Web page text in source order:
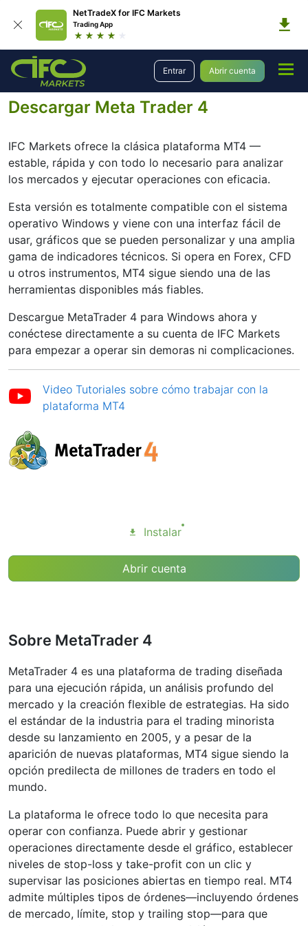
NetTradeX for IFC Markets
Trading App
Entrar Abrir cuenta
Plataformas Plataformas de Trading
MetaTrader 4
Meta Trader 4 para PC
Descargar Meta Trader 4
IFC Markets ofrece la clásica plataforma MT4 —
estable, rápida y con todo lo necesario para analizar
los mercados y ejecutar operaciones con eficacia.
Esta versión es totalmente compatible con el sistema
operativo Windows y viene con una interfaz fácil de
usar, gráficos que se pueden personalizar y una amplia
gama de indicadores técnicos. Si opera en Forex, CFD
u otros instrumentos, MT4 sigue siendo una de las
herramientas disponibles más fiables.
Descargue MetaTrader 4 para Windows ahora y
conéctese directamente a su cuenta de IFC Markets
para empezar a operar sin demoras ni complicaciones.
Video Tutoriales sobre cómo trabajar con la
plataforma MT4
Instalar
Abrir cuenta
Sobre MetaTrader 4
MetaTrader 4 es una plataforma de trading diseñada
para una ejecución rápida, un análisis profundo del
mercado y la creación flexible de estrategias. Ha sido
el estándar de la industria para el trading minorista
desde su lanzamiento en 2005, y a pesar de la
aparición de nuevas plataformas, MT4 sigue siendo la
opción predilecta de millones de traders en todo el
mundo.
La plataforma le ofrece todo lo que necesita para
operar con confianza. Puede abrir y gestionar
operaciones directamente desde el gráfico, establecer
niveles de stop-loss y take-profit con un clic y
supervisar las posiciones abiertas en tiempo real. MT4
admite múltiples tipos de órdenes—incluyendo órdenes
de mercado, límite, stop y trailing stop—para que